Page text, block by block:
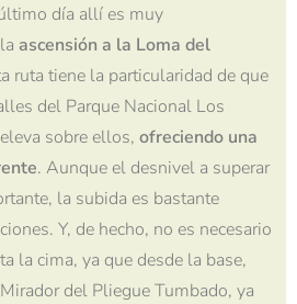
día allí es muy
ascensión a la Loma del
ruta tiene la particularidad de que
del Parque Nacional Los
sobre ellos, ofreciendo una
. Aunque el desnivel a superar
la subida es bastante
Y, de hecho, no es necesario
la cima, ya que desde la base,
del Pliegue Tumbado, ya